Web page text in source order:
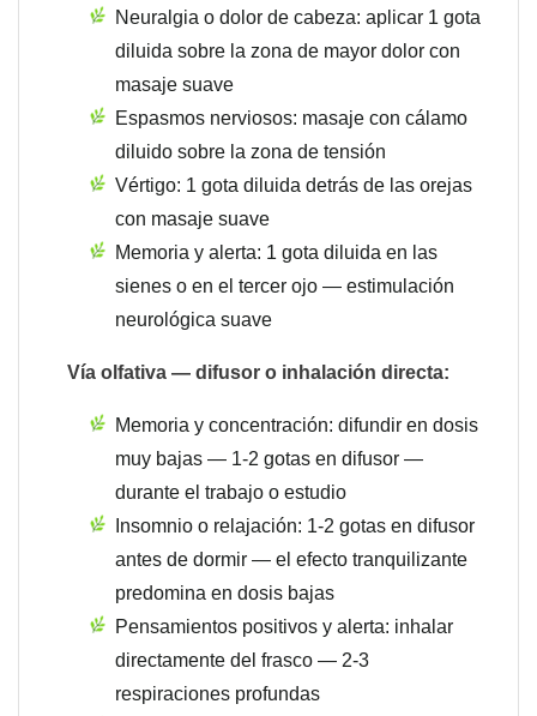
Neuralgia o dolor de cabeza: aplicar 1 gota
diluida sobre la zona de mayor dolor con
masaje suave
Espasmos nerviosos: masaje con cálamo
diluido sobre la zona de tensión
Vértigo: 1 gota diluida detrás de las orejas
con masaje suave
Memoria y alerta: 1 gota diluida en las
sienes o en el tercer ojo — estimulación
neurológica suave
Vía olfativa — difusor o inhalación directa:
Memoria y concentración: difundir en dosis
muy bajas — 1-2 gotas en difusor —
durante el trabajo o estudio
Insomnio o relajación: 1-2 gotas en difusor
antes de dormir — el efecto tranquilizante
predomina en dosis bajas
Pensamientos positivos y alerta: inhalar
directamente del frasco — 2-3
respiraciones profundas